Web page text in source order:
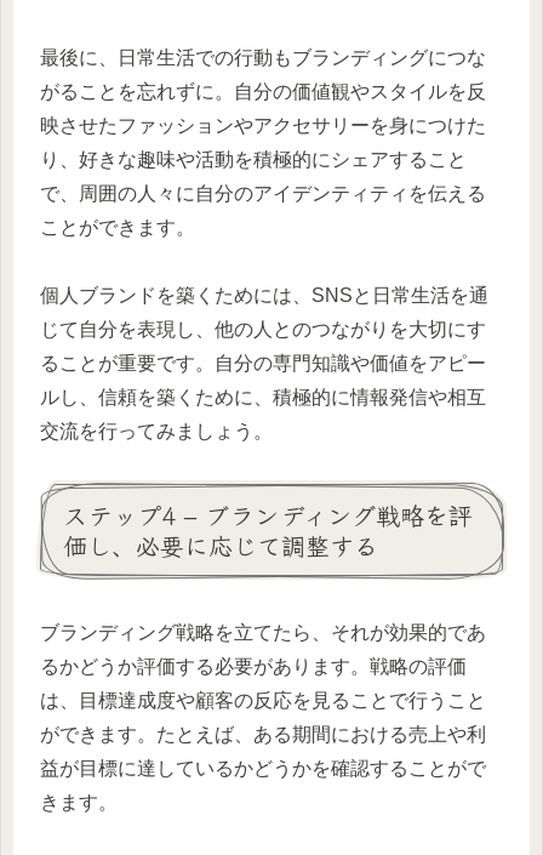
最後に、日常生活での行動もブランディングにつな
がることを忘れずに。自分の価値観やスタイルを反
映させたファッションやアクセサリーを身につけた
り、好きな趣味や活動を積極的にシェアすること
で、周囲の人々に自分のアイデンティティを伝える
ことができます。
個人ブランドを築くためには、SNSと日常生活を通
じて自分を表現し、他の人とのつながりを大切にす
ることが重要です。自分の専門知識や価値をアピー
ルし、信頼を築くために、積極的に情報発信や相互
交流を行ってみましょう。
ステップ4 – ブランディング戦略を評
価し、必要に応じて調整する
ブランディング戦略を立てたら、それが効果的であ
るかどうか評価する必要があります。戦略の評価
は、目標達成度や顧客の反応を見ることで行うこと
ができます。たとえば、ある期間における売上や利
益が目標に達しているかどうかを確認することがで
きます。